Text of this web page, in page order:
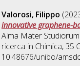
Valorosi, Filippo
innovative graphene-
Alma Mater
ricerca in Chimica, 35
10.48676/unibo/